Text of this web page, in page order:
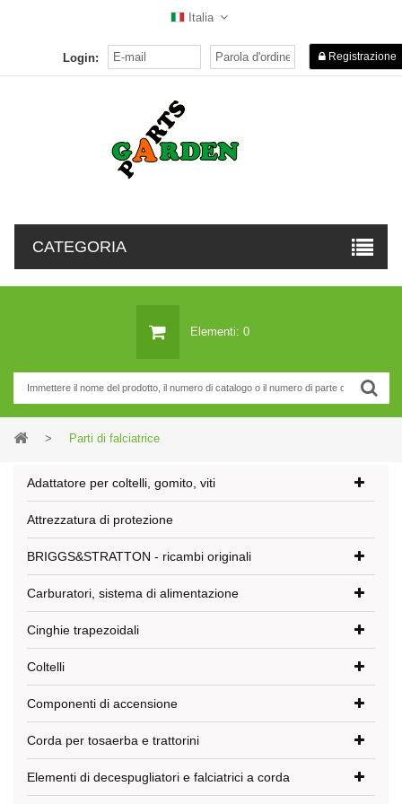
Italia
Login: Registrazione
CATEGORIA
Elementi: 0
> Parti di falciatrice
Adattatore per coltelli, gomito, viti
Attrezzatura di protezione
BRIGGS&STRATTON - ricambi originali
Carburatori, sistema di alimentazione
Cinghie trapezoidali
Coltelli
Componenti di accensione
Corda per tosaerba e trattorini
Elementi di decespugliatori e falciatrici a corda